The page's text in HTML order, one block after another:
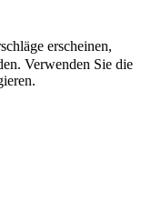
erscheinen,
Verwenden Sie die